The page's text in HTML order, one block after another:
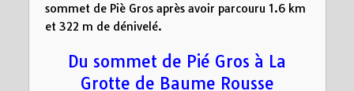
sommet de Piè Gros après avoir parcouru 1.6 km
et 322 m de dénivelé.
Du sommet de Pié Gros à La
Grotte de Baume Rousse